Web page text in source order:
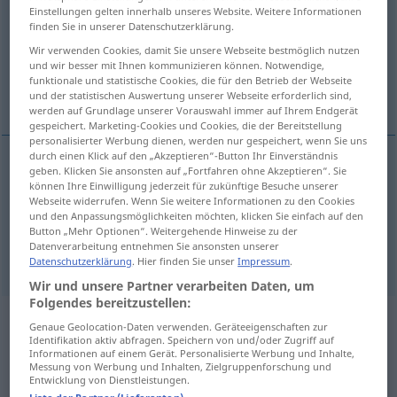
Übersicht aller Übersetzungen
(Für mehr Details die Übersetzung anklicken/antippen)
Fort-, ZeitDauer, Zeit
(Fort-, Zeit)Dauerf duration
Zeitf duration
Beispielsätze aus externen Quellen
für "duration"
(nicht von der Langenscheidt Redaktion
Einstellungen gelten innerhalb unseres Website. Weitere Informationen
finden Sie in unserer Datenschutzerklärung.
Wir verwenden Cookies, damit Sie unsere Webseite bestmöglich nutzen
und wir besser mit Ihnen kommunizieren können. Notwendige,
funktionale und statistische Cookies, die für den Betrieb der Webseite
und der statistischen Auswertung unserer Webseite erforderlich sind,
werden auf Grundlage unserer Vorauswahl immer auf Ihrem Endgerät
gespeichert. Marketing-Cookies und Cookies, die der Bereitstellung
personalisierter Werbung dienen, werden nur gespeichert, wenn Sie uns
durch einen Klick auf den „Akzeptieren“-Button Ihr Einverständnis
geben. Klicken Sie ansonsten auf „Fortfahren ohne Akzeptieren“. Sie
können Ihre Einwilligung jederzeit für zukünftige Besuche unserer
Webseite widerrufen. Wenn Sie weitere Informationen zu den Cookies
und den Anpassungsmöglichkeiten möchten, klicken Sie einfach auf den
Button „Mehr Optionen“. Weitergehende Hinweise zu der
Datenverarbeitung entnehmen Sie ansonsten unserer
Datenschutzerklärung. Hier finden Sie unserImpressum.
Wir und unsere Partner verarbeiten Daten, um
Folgendes bereitzustellen:
Genaue Geolocation-Daten verwenden. Geräteeigenschaften zur
Identifikation aktiv abfragen. Speichern von und/oder Zugriff auf
Informationen auf einem Gerät. Personalisierte Werbung und Inhalte,
Messung von Werbung und Inhalten, Zielgruppenforschung und
Entwicklung von Dienstleistungen.